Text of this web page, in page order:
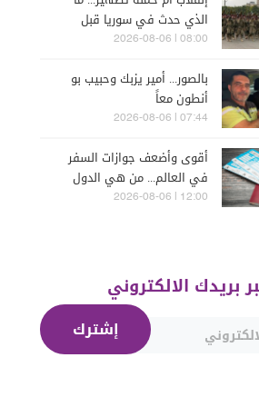
الذي حدث في سوريا قبل
يومين؟
08:00 | 2026-08-06
بالصور... أمير يزبك وحبيب بو
أنطون معاً
07:44 | 2026-08-06
أقوى وأضعف جوازات السفر
في العالم... من هي الدول
التي تصدّرت الترتيب؟
12:00 | 2026-08-06
بريدك الالكتروني
إشترك